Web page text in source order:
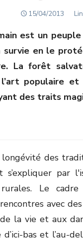
POSTED
15/04/2013
est un
survie en le
La forêt
populaire et
des traits
des
par
rurales. Le
avec
la vie et aux
bas et l’au-